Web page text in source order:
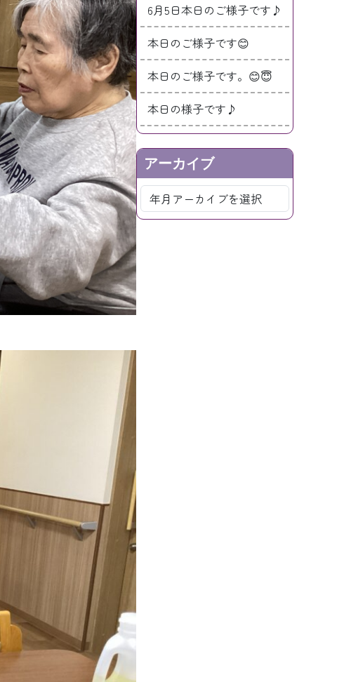
6月5日本日のご様子です♪
本日のご様子です😊
本日のご様子です。😊😇
本日の様子です♪
アーカイブ